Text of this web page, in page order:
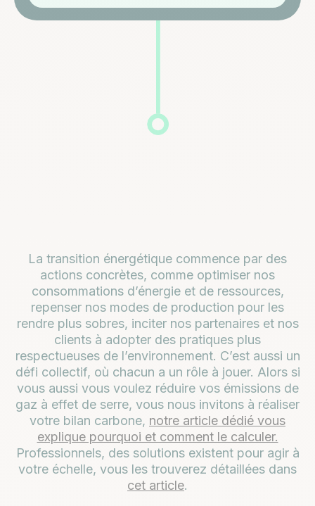
La transition énergétique commence par des
actions concrètes, comme optimiser nos
consommations d’énergie et de ressources,
repenser nos modes de production pour les
rendre plus sobres, inciter nos partenaires et nos
clients à adopter des pratiques plus
respectueuses de l’environnement. C’est aussi un
défi collectif, où chacun a un rôle à jouer. Alors si
vous aussi vous voulez réduire vos émissions de
gaz à effet de serre, vous nous invitons à réaliser
votre bilan carbone, notre article dédié vous
explique pourquoi et comment le calculer.
Professionnels, des solutions existent pour agir à
votre échelle, vous les trouverez détaillées dans
cet article.